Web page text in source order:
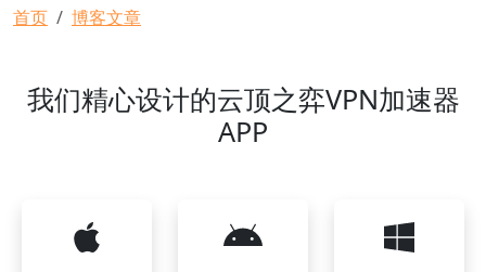
面包屑
首页 博客文章
我们精心设计的云顶之弈VPN加速器
APP